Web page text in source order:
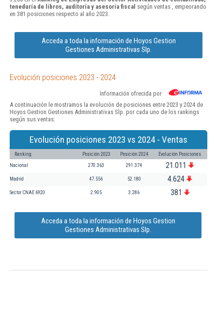
teneduría de libros, auditoría y asesoría fiscal según ventas , empeorando
en 381 posiciones respecto al año 2023.
Acceda a toda la información de Hoyos Gestion
Gestiones Administrativas Slp.
Evolución posiciones 2023 - 2024
Información ofrecida por
A continuación le mostramos la evolución de posiciones entre 2023 y 2024 de
Hoyos Gestion Gestiones Administrativas Slp. por cada uno de los rankings
según sus ventas:
Evolución posiciones 2023 vs 2024 - Ventas
Ranking Posición 2023 Posición 2024 Evolución Posiciones
Nacional 270.363 291.374 21.011
Madrid 47.556 52.180 4.624
Sector CNAE 6920 2.905 3.286 381
Acceda a toda la información de Hoyos Gestion
Gestiones Administrativas Slp.